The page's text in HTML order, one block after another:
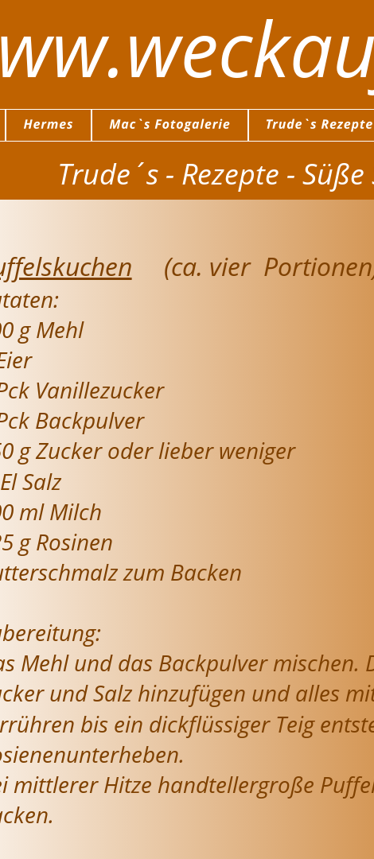
Trude´s - Rezepte - Süße
(ca. vier
g Mehl
Vanillezucker
Backpulver
g Zucker oder lieber weniger
Salz
ml Milch
g Rosinen
zum Backen
Mehl und das Backpulver mischen.
und Salz hinzufügen und alles
bis ein dickflüssiger Teig
mittlerer Hitze handtellergroße